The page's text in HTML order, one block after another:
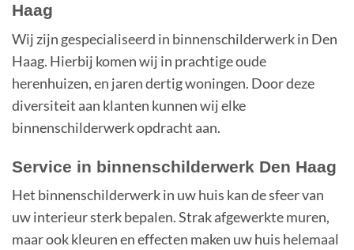
Haag
Wij zijn gespecialiseerd in binnenschilderwerk in Den
Haag. Hierbij komen wij in prachtige oude
herenhuizen, en jaren dertig woningen. Door deze
diversiteit aan klanten kunnen wij elke
binnenschilderwerk opdracht aan.
Service in binnenschilderwerk Den Haag
Het binnenschilderwerk in uw huis kan de sfeer van
uw interieur sterk bepalen. Strak afgewerkte muren,
maar ook kleuren en effecten maken uw huis helemaal